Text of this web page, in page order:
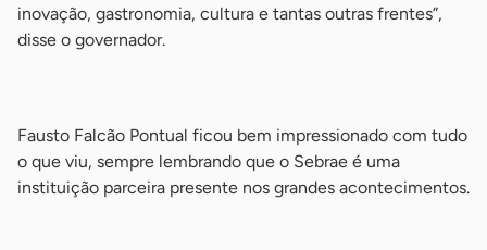
inovação, gastronomia, cultura e tantas outras frentes”,
disse o governador.
Fausto Falcão Pontual ficou bem impressionado com tudo
o que viu, sempre lembrando que o Sebrae é uma
instituição parceira presente nos grandes acontecimentos.